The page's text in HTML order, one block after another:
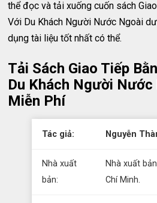
thể đọc và tải xuống cuốn sách
Với Du Khách Người Nước Ngoài
dụng tài liệu tốt nhất có thể.
Tải Sách Giao Tiếp
Du Khách Người Nước
Miễn Phí
Tác giả: Nguyễn
Nhà xuất
bản:
Nhà xuất
Chí Minh.